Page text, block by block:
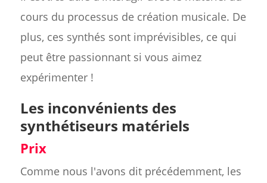
cours du processus de création musicale. De
plus, ces synthés sont imprévisibles, ce qui
peut être passionnant si vous aimez
expérimenter !
Les inconvénients des
synthétiseurs matériels
Prix
Comme nous l'avons dit précédemment, les